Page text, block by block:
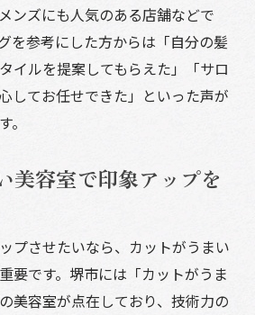
ンズにも人気のある店舗などで
を参考にした方からは「自分の髪
イルを提案してもらえた」「サロ
してお任せできた」といった声が
。
美容室で印象アップを
プさせたいなら、カットがうまい
要です。堺市には「カットがうま
美容室が点在しており、技術力の